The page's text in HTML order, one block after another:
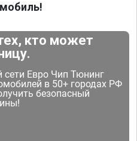
кто может
сети Евро Чип Тюнинг
в 50+ городах РФ
безопасный